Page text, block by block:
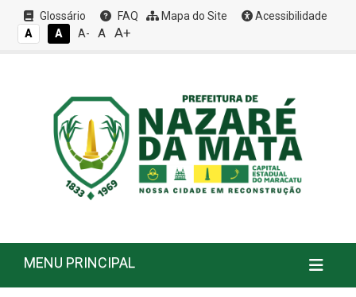
Glossário FAQ Mapa do Site
Acessibilidade
A
A A- A A+
MENU PRINCIPAL